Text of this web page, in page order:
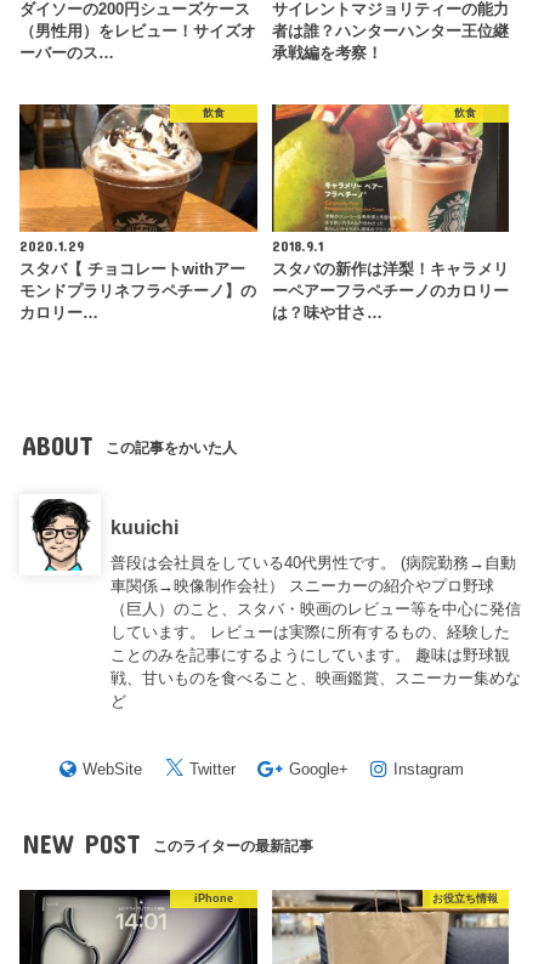
ダイソーの200円シューズケース
（男性用）をレビュー！サイズオ
ーバーのス…
サイレントマジョリティーの能力
者は誰？ハンターハンター王位継
承戦編を考察！
飲食
2020.1.29
スタバ【 チョコレートwithアー
モンドプラリネフラペチーノ】の
カロリー…
飲食
2018.9.1
スタバの新作は洋梨！キャラメリ
ーペアーフラペチーノのカロリー
は？味や甘さ…
ABOUT この記事をかいた人
kuuichi
普段は会社員をしている40代男性です。 (病院勤務→自動
車関係→映像制作会社） スニーカーの紹介やプロ野球
（巨人）のこと、スタバ・映画のレビュー等を中心に発信
しています。 レビューは実際に所有するもの、経験した
ことのみを記事にするようにしています。 趣味は野球観
戦、甘いものを食べること、映画鑑賞、スニーカー集めな
ど
WebSite Twitter Google+ Instagram
NEW POST このライターの最新記事
iPhone お役立ち情報